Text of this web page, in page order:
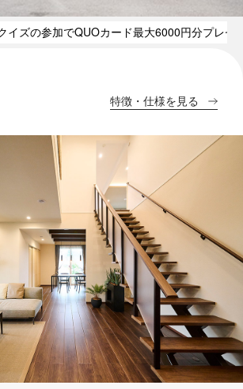
イズの参加でQUOカード最大6000円分プレ
特徴・仕様を見る